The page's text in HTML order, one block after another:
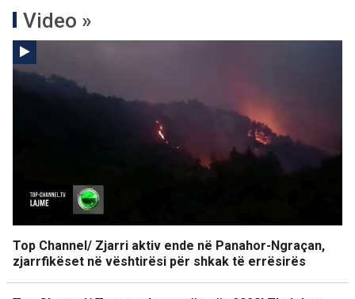
Video »
Top Channel/ Zjarri aktiv ende në Panahor-Ngraçan,
zjarrfikëset në vështirësi për shkak të errësirës